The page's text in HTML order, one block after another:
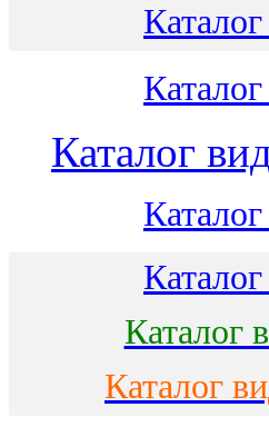
Каталог
Каталог
Каталог